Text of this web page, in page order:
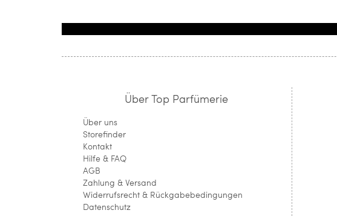
Über Top Parfümerie
Über uns
Storefinder
Kontakt
Hilfe & FAQ
AGB
Zahlung & Versand
Widerrufsrecht & Rückgabebedingungen
Datenschutz